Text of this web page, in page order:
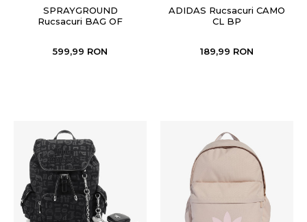
SPRAYGROUND
Rucsacuri BAG OF
599,99 RON
ADIDAS Rucsacuri CAMO
CL BP
189,99 RON